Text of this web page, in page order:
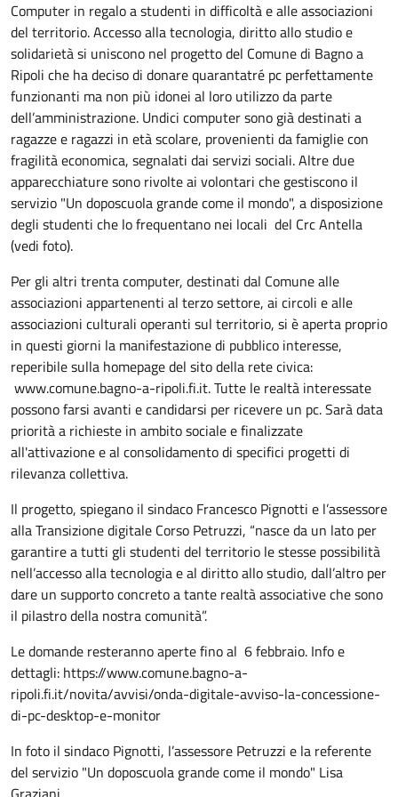
Descrizione
Computer in regalo a studenti in difficoltà e alle associazioni
del territorio. Accesso alla tecnologia, diritto allo studio e
solidarietà si uniscono nel progetto del Comune di Bagno a
Ripoli che ha deciso di donare quarantatré pc perfettamente
funzionanti ma non più idonei al loro utilizzo da parte
dell’amministrazione. Undici computer sono già destinati a
ragazze e ragazzi in età scolare, provenienti da famiglie con
fragilità economica, segnalati dai servizi sociali. Altre due
apparecchiature sono rivolte ai volontari che gestiscono il
servizio "Un doposcuola grande come il mondo", a disposizione
degli studenti che lo frequentano nei locali del Crc Antella
(vedi foto).
Per gli altri trenta computer, destinati dal Comune alle
associazioni appartenenti al terzo settore, ai circoli e alle
associazioni culturali operanti sul territorio, si è aperta proprio
in questi giorni la manifestazione di pubblico interesse,
reperibile sulla homepage del sito della rete civica:
www.comune.bagno-a-ripoli.fi.it. Tutte le realtà interessate
possono farsi avanti e candidarsi per ricevere un pc. Sarà data
priorità a richieste in ambito sociale e finalizzate
all'attivazione e al consolidamento di specifici progetti di
rilevanza collettiva.
Il progetto, spiegano il sindaco Francesco Pignotti e l’assessore
alla Transizione digitale Corso Petruzzi, “nasce da un lato per
garantire a tutti gli studenti del territorio le stesse possibilità
nell’accesso alla tecnologia e al diritto allo studio, dall’altro per
dare un supporto concreto a tante realtà associative che sono
il pilastro della nostra comunità”.
Le domande resteranno aperte fino al 6 febbraio. Info e
dettagli: https://www.comune.bagno-a-
ripoli.fi.it/novita/avvisi/onda-digitale-avviso-la-concessione-
di-pc-desktop-e-monitor
In foto il sindaco Pignotti, l’assessore Petruzzi e la referente
del servizio "Un doposcuola grande come il mondo" Lisa